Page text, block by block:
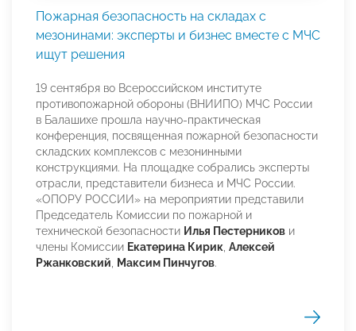
Пожарная безопасность на складах с
мезонинами: эксперты и бизнес вместе с МЧС
ищут решения
19 сентября во Всероссийском институте
противопожарной обороны (ВНИИПО) МЧС России
в Балашихе прошла научно-практическая
конференция, посвященная пожарной безопасности
складских комплексов с мезонинными
конструкциями. На площадке собрались эксперты
отрасли, представители бизнеса и МЧС России.
«ОПОРУ РОССИИ» на мероприятии представили
Председатель Комиссии по пожарной и
технической безопасности Илья Пестерников и
члены Комиссии Екатерина Кирик Алексей
Ржанковский Максим Пинчугов.